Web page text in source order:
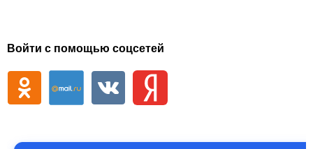
Войти с помощью соцсетей